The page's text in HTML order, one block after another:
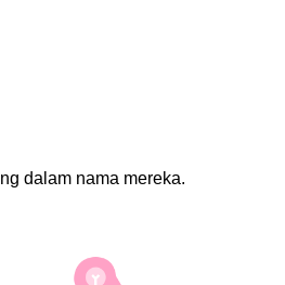
dalam nama mereka.